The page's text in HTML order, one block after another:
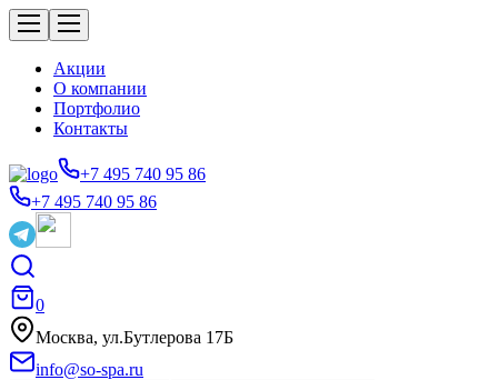
Акции
О компании
Портфолио
Контакты
+7 495 740 95 86
+7 495 740 95 86
0
Москва, ул.Бутлерова 17Б
info@so-spa.ru